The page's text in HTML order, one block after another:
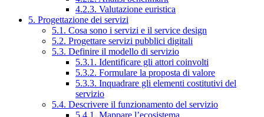
4.2.3. Valutazione euristica
5. Progettazione dei servizi
5.1. Cosa sono i servizi e il service design
5.2. Progettare servizi pubblici digitali
5.3. Definire il modello di servizio
5.3.1. Identificare gli attori coinvolti
5.3.2. Formulare la proposta di valore
5.3.3. Inquadrare gli elementi costitutivi del
servizio
5.4. Descrivere il funzionamento del servizio
5.4.1. Mappare l’ecosistema